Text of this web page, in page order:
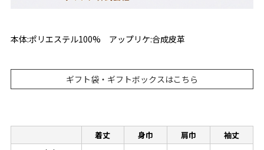
本体:ポリエステル100% アップリケ:合成皮革
ギフト袋・ギフトボックスはこちら
着丈 身巾 肩巾
袖丈